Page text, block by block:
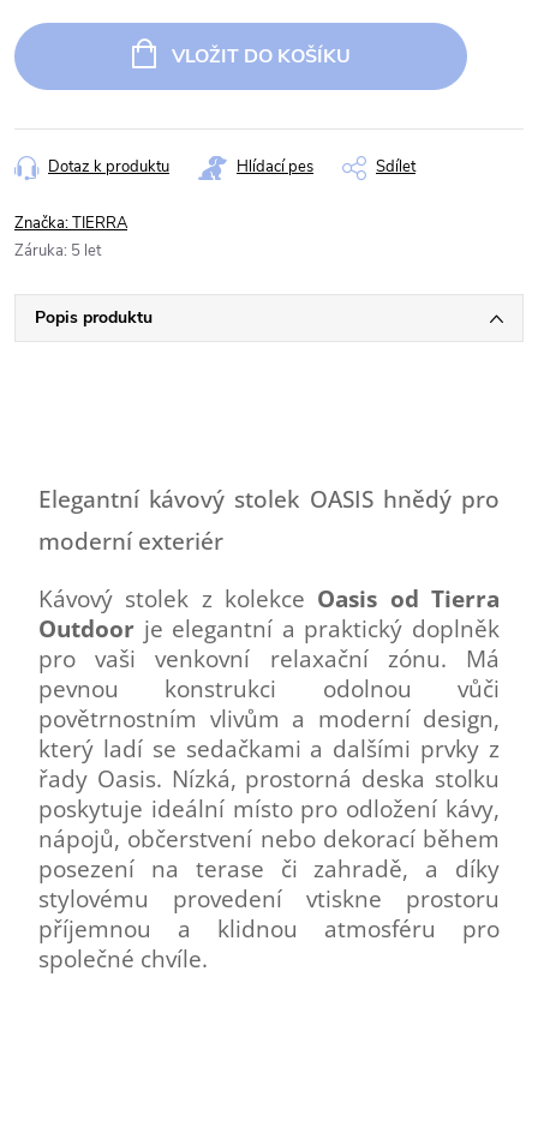
cena:
VLOŽIT DO KOŠÍKU
Dotaz k produktu Hlídací pes Sdílet
Značka:TIERRA
Záruka: 5 let
Popis produktu
Elegantní kávový stolek OASIS hnědý pro
moderní exteriér
Kávový stolek z kolekce Oasis od Tierra
Outdoor je elegantní a praktický doplněk
pro vaši venkovní relaxační zónu. Má
pevnou konstrukci odolnou vůči
povětrnostním vlivům a moderní design,
který ladí se sedačkami a dalšími prvky z
řady Oasis. Nízká, prostorná deska stolku
poskytuje ideální místo pro odložení kávy,
nápojů, občerstvení nebo dekorací během
posezení na terase či zahradě, a díky
stylovému provedení vtiskne prostoru
příjemnou a klidnou atmosféru pro
společné chvíle.